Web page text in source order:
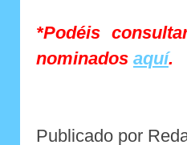
*Podéis
nominados aquí.
Publicado por